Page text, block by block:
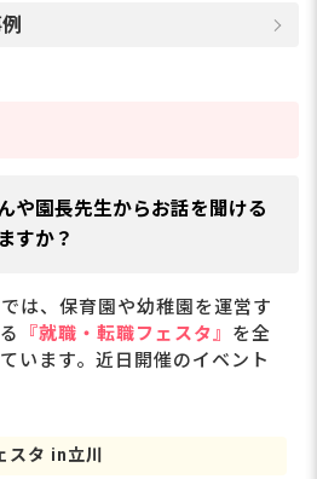
や園長先生からお話を聞ける
すか？
は、保育園や幼稚園を運営す
『就職・転職フェスタ』 を全
います。近日開催のイベント
スタ in立川